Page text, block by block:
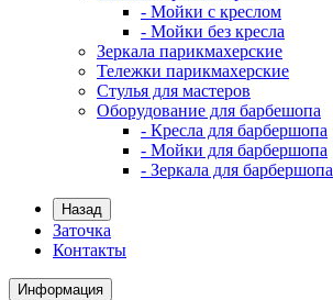
- Мойки с креслом
- Мойки без кресла
Зеркала парикмахерские
Тележки парикмахерские
Стулья для мастеров
Оборудование для барбешопа
- Кресла для барбершопа
- Мойки для барбершопа
- Зеркала для барбершопа
Назад
Заточка
Контакты
Информация